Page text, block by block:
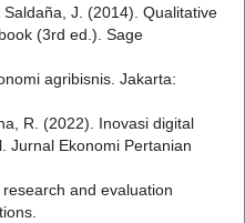
J. (2014). Qualitative
(3rd ed.). Sage
agribisnis. Jakarta:
R. (2022). Inovasi digital
Jurnal Ekonomi Pertanian
and evaluation